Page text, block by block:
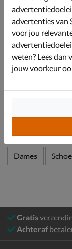
Voorzien van
langdurige
hele dag.
Afgewerkt
bewegingen
Dames
Gratis
Achteraf
advertenties van
voor jou
weten? Lees dan
jouw voorkeur